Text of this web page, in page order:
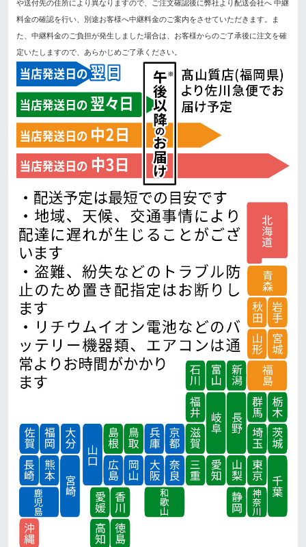
や送付先の住所により異なりますので、ご注文確認後に弊社より配送会社へ 中継
料金の確認を行い、別途お客様へ中継料金のご案内をさせていただきます。ま
た、中継料金のご負担が発生しました場合は、お客様からのご了承後に注文を確
定いたしますので、あらかじめご了承ください。